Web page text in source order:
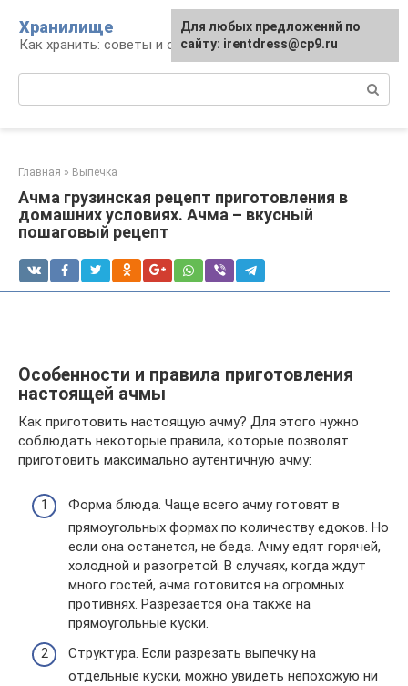
контенту
Хранилище
Как хранить: советы и опыт
Главная » Выпечка
Ачма грузинская рецепт приготовления в
домашних условиях. Ачма – вкусный
пошаговый рецепт
Особенности и правила приготовления
настоящей ачмы
Как приготовить настоящую ачму? Для этого нужно
соблюдать некоторые правила, которые позволят
приготовить максимально аутентичную ачму:
Форма блюда. Чаще всего ачму готовят в
прямоугольных формах по количеству едоков. Но
если она останется, не беда. Ачму едят горячей,
холодной и разогретой. В случаях, когда ждут
много гостей, ачма готовится на огромных
противнях. Разрезается она также на
прямоугольные куски.
Структура. Если разрезать выпечку на
отдельные куски, можно увидеть непохожую ни
Для любых предложений по
сайту: irentdress@cp9.ru